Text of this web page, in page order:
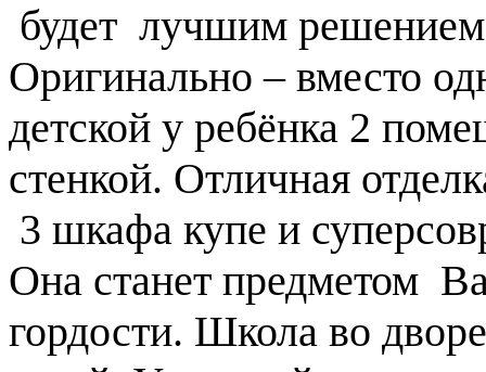
будет лучшим
Оригинально – вместо
детской у ребёнка 2
стенкой. Отличная
3 шкафа купе и
Она станет предметом
гордости. Школа во